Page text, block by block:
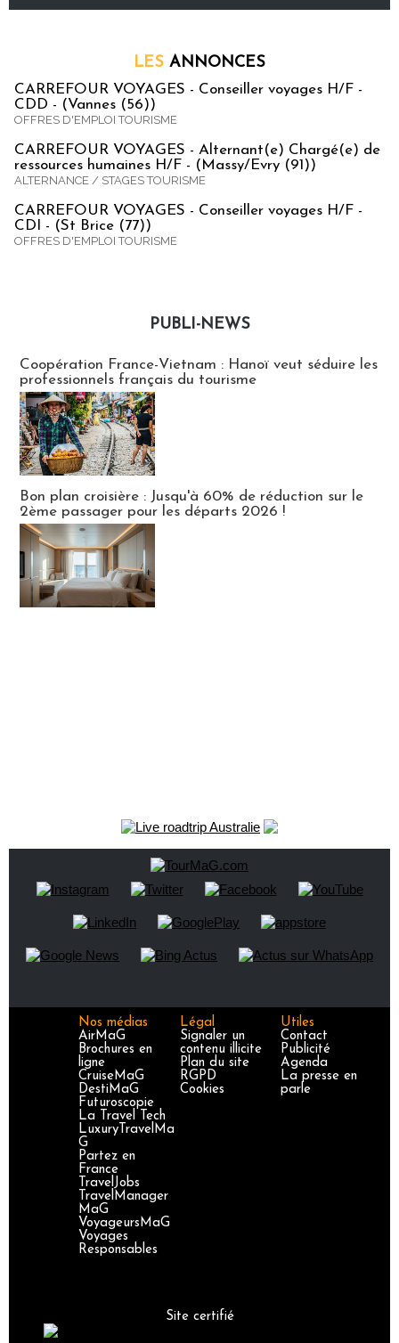
LES ANNONCES
CARREFOUR VOYAGES - Conseiller voyages H/F -
CDD - (Vannes (56))
OFFRES D'EMPLOI TOURISME
CARREFOUR VOYAGES - Alternant(e) Chargé(e) de
ressources humaines H/F - (Massy/Evry (91))
ALTERNANCE / STAGES TOURISME
CARREFOUR VOYAGES - Conseiller voyages H/F -
CDI - (St Brice (77))
OFFRES D'EMPLOI TOURISME
PUBLI-NEWS
Coopération France-Vietnam : Hanoï veut séduire les
professionnels français du tourisme
Bon plan croisière : Jusqu'à 60% de réduction sur le
2ème passager pour les départs 2026 !
Nos médias
AirMaG
Brochures en
ligne
CruiseMaG
DestiMaG
Futuroscopie
La Travel Tech
LuxuryTravelMa
G
Partez en
France
TravelJobs
TravelManager
MaG
VoyageursMaG
Voyages
Responsables
Légal
Signaler un
contenu illicite
Plan du site
RGPD
Cookies
Utiles
Contact
Publicité
Agenda
La presse en
parle
Site certifié